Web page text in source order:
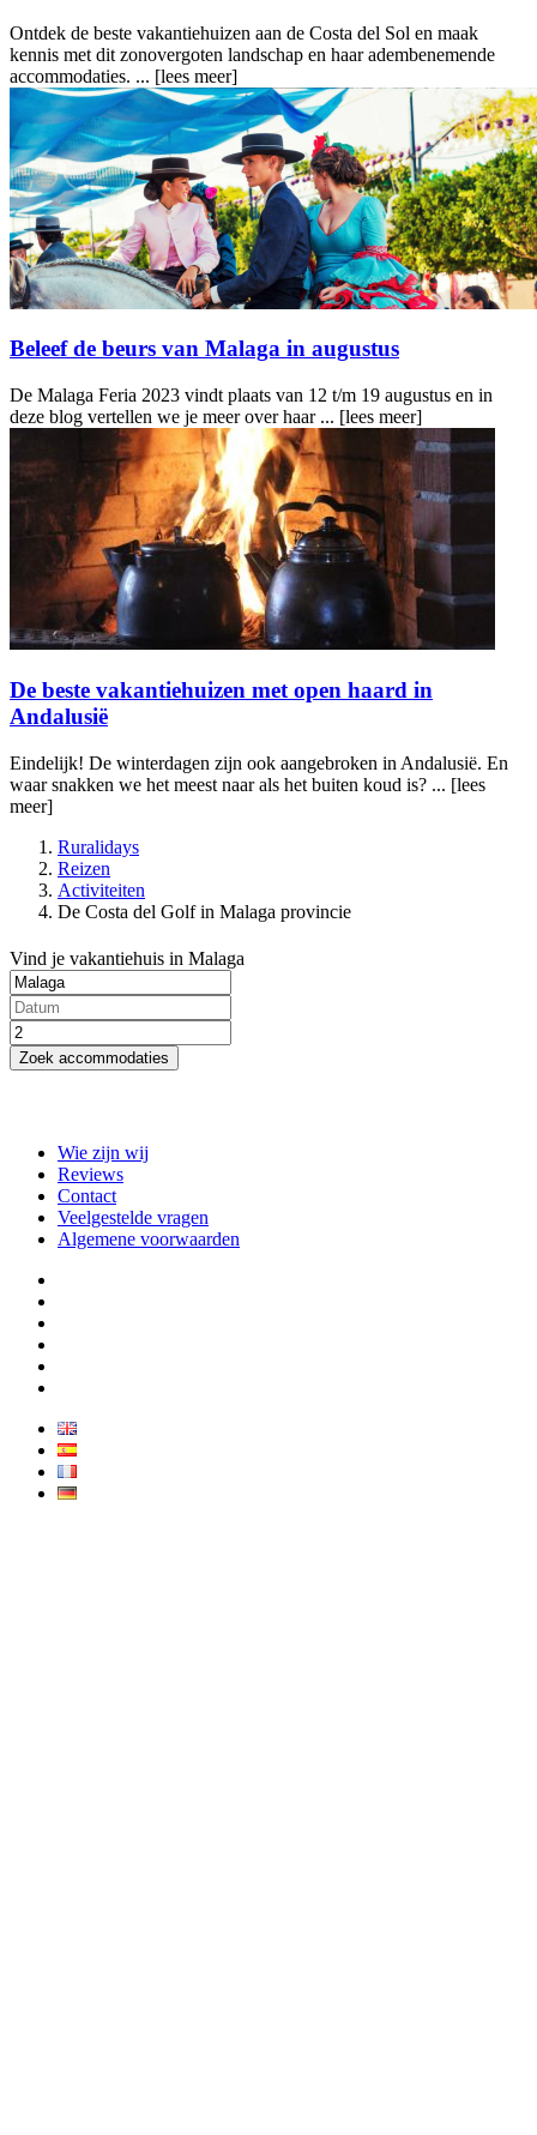
Ontdek de beste vakantiehuizen aan de Costa del Sol en maak
kennis met dit zonovergoten landschap en haar adembenemende
accommodaties. ... [lees meer]
Beleef de beurs van Malaga in augustus
De Malaga Feria 2023 vindt plaats van 12 t/m 19 augustus en in
deze blog vertellen we je meer over haar ... [lees meer]
De beste vakantiehuizen met open haard in
Andalusië
Eindelijk! De winterdagen zijn ook aangebroken in Andalusië. En
waar snakken we het meest naar als het buiten koud is? ... [lees
meer]
Ruralidays
Reizen
Activiteiten
De Costa del Golf in Malaga provincie
Vind je vakantiehuis in Malaga
Zoek accommodaties
Wie zijn wij
Reviews
Contact
Veelgestelde vragen
Algemene voorwaarden